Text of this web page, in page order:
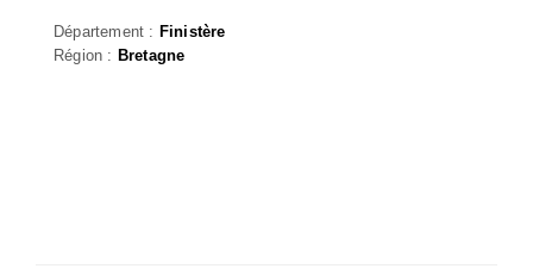
Département : Finistère
Région : Bretagne